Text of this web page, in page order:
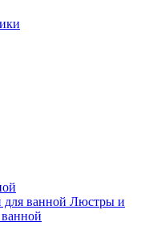
для ванной Люстры и